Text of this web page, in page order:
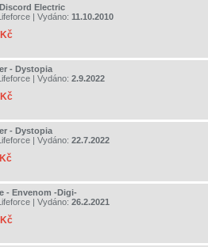
Electric
| Vydáno: 11.10.2010
- Dystopia
| Vydáno: 2.9.2022
- Dystopia
| Vydáno: 22.7.2022
- Envenom -Digi-
| Vydáno: 26.2.2021